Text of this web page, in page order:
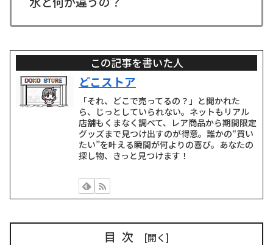
この記事を書いた人
どこストア
「それ、どこで売ってるの？」と聞かれた
ら、じっとしていられない。ネットもリアル
店舗もくまなく調べて、レア商品から期間限定
グッズまで見つけ出すのが得意。誰かの“買い
たい”を叶える瞬間が何よりの喜び。あなたの
探し物、きっと見つけます！
目次